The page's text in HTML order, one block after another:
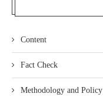
Content
Fact Check
Methodology and Policy